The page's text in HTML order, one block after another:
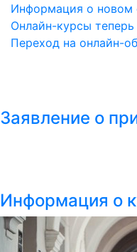
Информация о новом
Онлайн-курсы
Переход на онлайн-
Заявление о
Информация о